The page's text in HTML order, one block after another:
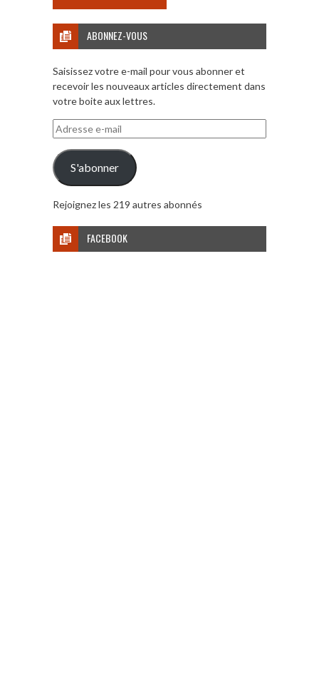
ABONNEZ-VOUS
Saisissez votre e-mail pour vous abonner et
recevoir les nouveaux articles directement dans
votre boite aux lettres.
Adresse
e-
mail
S'abonner
Rejoignez les 219 autres abonnés
FACEBOOK